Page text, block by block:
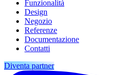
Funzionalità
Design
Negozio
Referenze
Documentazione
Contatti
Diventa partner